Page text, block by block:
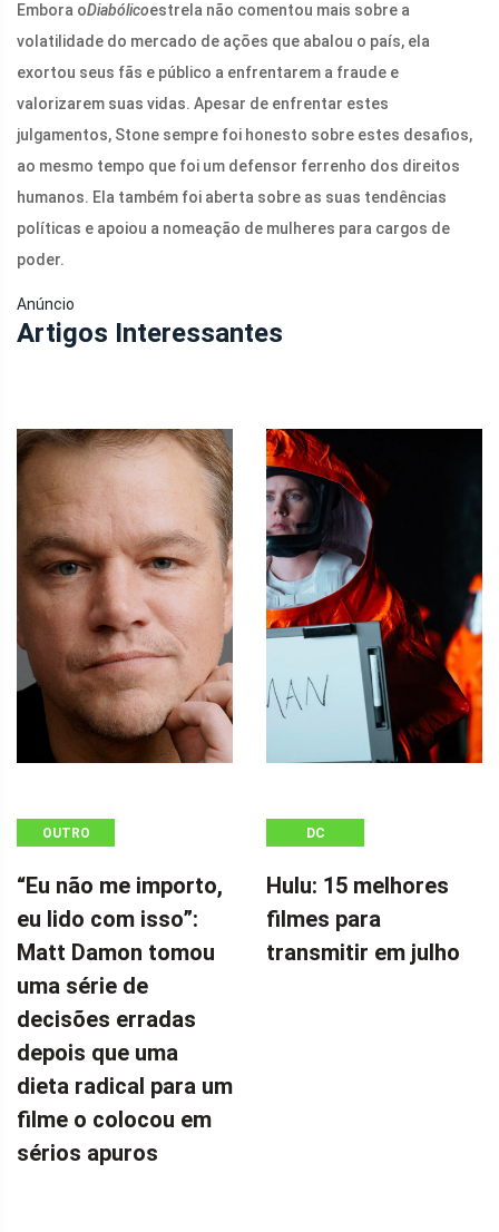
Embora oDiabólicoestrela não comentou mais sobre a
volatilidade do mercado de ações que abalou o país, ela
exortou seus fãs e público a enfrentarem a fraude e
valorizarem suas vidas. Apesar de enfrentar estes
julgamentos, Stone sempre foi honesto sobre estes desafios,
ao mesmo tempo que foi um defensor ferrenho dos direitos
humanos. Ela também foi aberta sobre as suas tendências
políticas e apoiou a nomeação de mulheres para cargos de
poder.
Anúncio
Artigos Interessantes
OUTRO
“Eu não me importo,
eu lido com isso”:
Matt Damon tomou
uma série de
decisões erradas
depois que uma
dieta radical para um
filme o colocou em
sérios apuros
DC
Hulu: 15 melhores
filmes para
transmitir em julho